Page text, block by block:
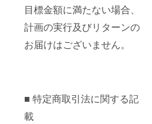
目標金額に満たない場合、
計画の実行及びリターンの
お届けはございません。
■ 特定商取引法に関する記
載